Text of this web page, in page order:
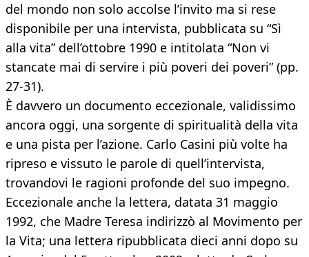
del mondo non solo accolse l’invito ma si rese
disponibile per una intervista, pubblicata su “Sì
alla vita” dell’ottobre 1990 e intitolata “Non vi
stancate mai di servire i più poveri dei poveri” (pp.
27-31).
È davvero un documento eccezionale, validissimo
ancora oggi, una sorgente di spiritualità della vita
e una pista per l’azione. Carlo Casini più volte ha
ripreso e vissuto le parole di quell’intervista,
trovandovi le ragioni profonde del suo impegno.
Eccezionale anche la lettera, datata 31 maggio
1992, che Madre Teresa indirizzò al Movimento per
la Vita; una lettera ripubblicata dieci anni dopo su